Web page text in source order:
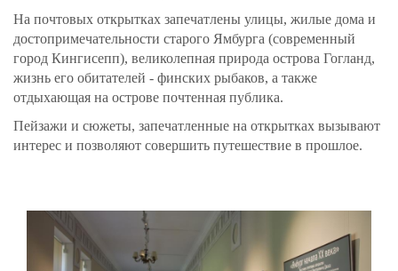
На почтовых открытках запечатлены улицы, жилые дома и
достопримечательности старого Ямбурга (современный
город Кингисепп), великолепная природа острова Гогланд,
жизнь его обитателей - финских рыбаков, а также
отдыхающая на острове почтенная публика.
Пейзажи и сюжеты, запечатленные на открытках вызывают
интерес и позволяют совершить путешествие в прошлое.